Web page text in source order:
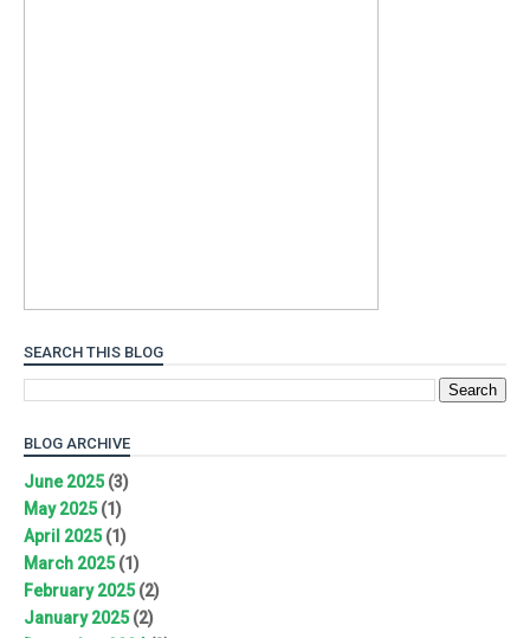
SEARCH THIS BLOG
BLOG ARCHIVE
June 2025(3)
May 2025(1)
April 2025(1)
March 2025(1)
February 2025(2)
January 2025(2)